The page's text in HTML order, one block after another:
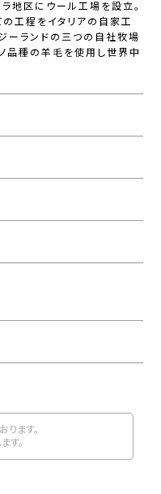
地区にウール工場を設立。
工程をイタリアの自家工
ーランドの三つの自社牧場
品種の羊毛を使用し世界中
ります。
す。